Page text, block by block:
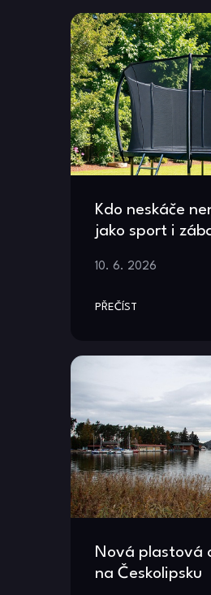
Kdo neskáče
jako sport i
10. 6. 2026
PŘEČÍST
Nová plastová
na Českolipsku